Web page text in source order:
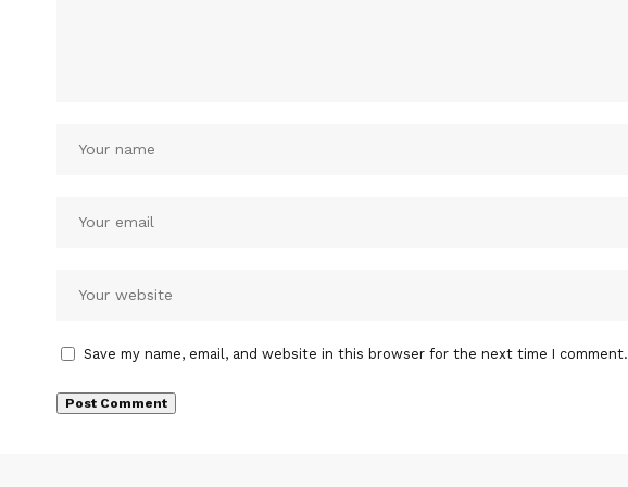
Save my name, email, and website in this browser for the next time I comment.